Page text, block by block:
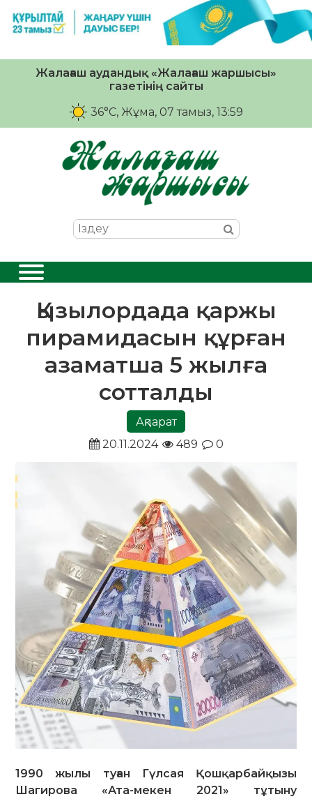
Жалағаш аудандық «Жалағаш жаршысы»
газетінің сайты
36°C, Жұма, 07 тамыз, 13:59
Қызылордада қаржы
пирамидасын құрған
азаматша 5 жылға
сотталды
Ақпарат
20.11.2024
489 0
1990 жылы туған Гүлсая Қошқарбайқызы
Шагирова «Ата-мекен 2021» тұтыну